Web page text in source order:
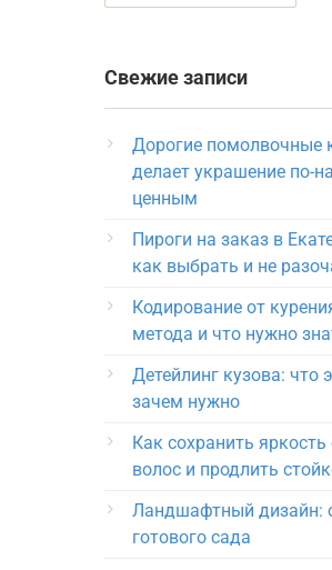
Свежие записи
Дорогие помолвочные
делает украшение по-
ценным
Пироги на заказ в
как выбрать и не
Кодирование от
метода и что нужно
Детейлинг кузова: что
зачем нужно
Как сохранить
волос и продлить
Ландшафтный дизайн:
готового сада